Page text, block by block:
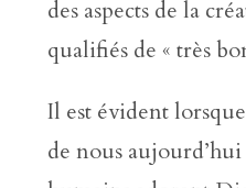
des aspects de la
qualifiés de « très
Il est évident
de nous aujourd’hui